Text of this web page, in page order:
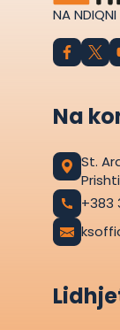
NA NDIQNI
Na
St.
+383